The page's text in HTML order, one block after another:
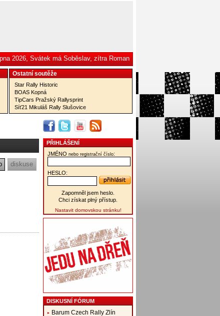
2026, Svátek má Soběslav, zítra Roman
Ostatní­ soutěže
Star Rally Historic
BOAS Kopná
TipCars Pražský Rallysprint
Síť21 Mikuláš Rally Slušovice
diskuse
PŘIHLÁŠENÍ
JMÉNO nebo registrační číslo:
HESLO:
Zapomněl jsem heslo.
Chci získat plný přístup.
Nastavit domovskou stránku!
DISKUSNÍ FÓRUM
Barum Czech Rally Zlín